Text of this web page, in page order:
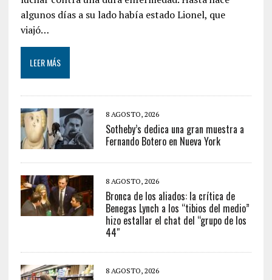
algunos días a su lado había estado Lionel, que
viajó…
LEER MÁS
8 AGOSTO, 2026
Sotheby’s dedica una gran muestra a
Fernando Botero en Nueva York
8 AGOSTO, 2026
Bronca de los aliados: la crítica de
Benegas Lynch a los “tibios del medio”
hizo estallar el chat del “grupo de los
44″
8 AGOSTO, 2026